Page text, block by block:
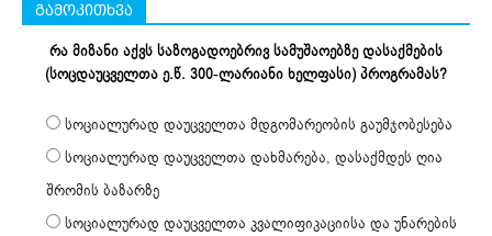
გამოკითხვა
რა მიზანი აქვს საზოგადოებრივ სამუშაოებზე დასაქმების
(სოცდაუცველთა ე.წ. 300-ლარიანი ხელფასი) პროგრამას?
სოციალურად დაუცველთა მდგომარეობის გაუმჯობესება
სოციალურად დაუცველთა დახმარება, დასაქმდეს ღია
შრომის ბაზარზე
სოციალურად დაუცველთა კვალიფიკაციისა და უნარების